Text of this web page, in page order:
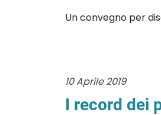
Un convegno per
10 Aprile 2019
I record dei